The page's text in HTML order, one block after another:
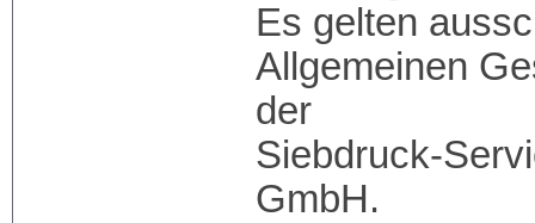
Es gelten
Allgemeinen
der
Siebdruck-
GmbH.